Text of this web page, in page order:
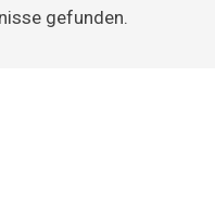
gefunden.